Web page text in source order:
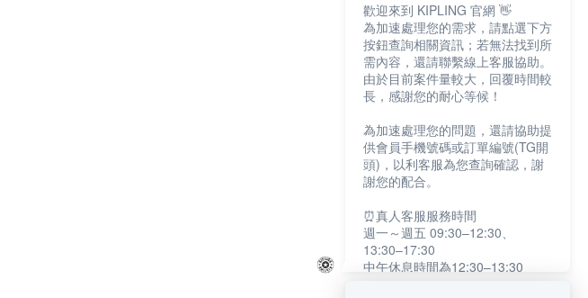
歡迎來到 KIPLING 官網 👋
為加速處理您的需求，請點選下方
按鈕查詢相關資訊；若無法找到所
需內容，還請聯繫線上客服協助。
由於目前案件量較大，回覆時間較
長，感謝您的耐心等候！
為加速處理您的問題，還請協助提
供會員手機號碼或訂單編號(TG開
頭)，以利客服為您查詢確認，謝
謝您的配合。
⏰真人客服服務時間
週一～週五 09:30–12:30、
13:30–17:30
中午休息時間為12:30–13:30